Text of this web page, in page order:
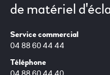
de matériel
Service commercial
04 88 60 44 44
Téléphone